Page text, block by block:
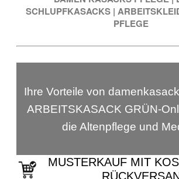
SCHLUPFKASACKS |
PFLEGE
Ihre Vorteile von
ARBEITSKASACK GRÜN-
die Altenpflege und
MUSTERKAUF MIT